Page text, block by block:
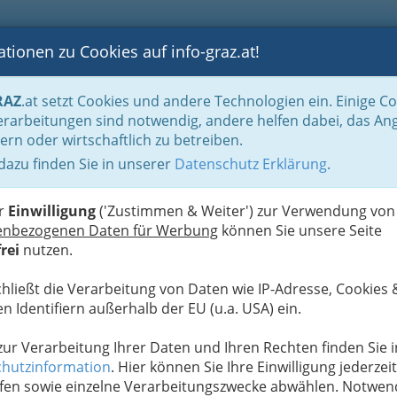
BLOGS FOTOS GASTRONOMIE BRANCHEN
zu Cookies auf info-graz.at!
.at setzt Cookies und andere Technologien ein. Einige
sind notwendig, andere helfen dabei, das
oder wirtschaftlich zu betreiben.
finden Sie in unserer Datenschutz Erklärung.
Einwilligung('Zustimmen & Weiter') zur Verwendung von
Daten für Werbung können Sie unsere Seite
nutzen.
die Verarbeitung von Daten wie IP-Adresse, Cookies
Identifiern außerhalb der EU (u.a. USA) ein.
Verarbeitung Ihrer Daten und Ihren Rechten finden Sie
. Hier können Sie Ihre Einwilligung jederzeit
sowie einzelne Verarbeitungszwecke abwählen.
- Politik und Parteien Tiervereine